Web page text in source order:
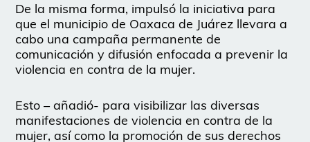
De la misma forma, impulsó la iniciativa para
que el municipio de Oaxaca de Juárez llevara a
cabo una campaña permanente de
comunicación y difusión enfocada a prevenir la
violencia en contra de la mujer.
Esto – añadió- para visibilizar las diversas
manifestaciones de violencia en contra de la
mujer, así como la promoción de sus derechos